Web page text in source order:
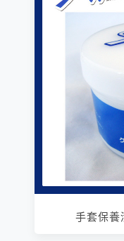
手套保養